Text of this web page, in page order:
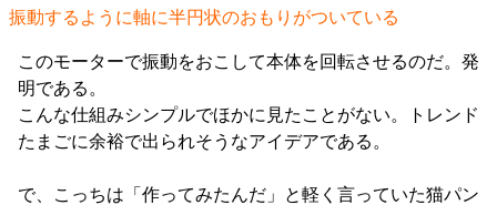
振動するように軸に半円状のおもりがついている
このモーターで振動をおこして本体を回転させるのだ。発
明である。
こんな仕組みシンプルでほかに見たことがない。トレンド
たまごに余裕で出られそうなアイデアである。
で、こっちは「作ってみたんだ」と軽く言っていた猫パン